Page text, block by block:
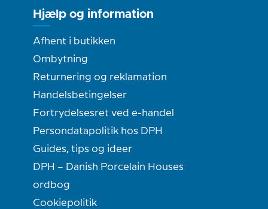
Hjælp og information
Afhent i butikken
Ombytning
Returnering og reklamation
Handelsbetingelser
Fortrydelsesret ved e-handel
Persondatapolitik hos DPH
Guides, tips og ideer
DPH – Danish Porcelain Houses
ordbog
Cookiepolitik